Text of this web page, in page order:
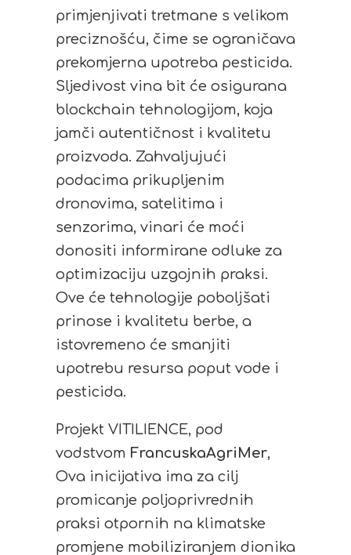
primjenjivati tretmane s velikom
preciznošću, čime se ograničava
prekomjerna upotreba pesticida.
Sljedivost vina bit će osigurana
blockchain tehnologijom, koja
jamči autentičnost i kvalitetu
proizvoda. Zahvaljujući
podacima prikupljenim
dronovima, satelitima i
senzorima, vinari će moći
donositi informirane odluke za
optimizaciju uzgojnih praksi.
Ove će tehnologije poboljšati
prinose i kvalitetu berbe, a
istovremeno će smanjiti
upotrebu resursa poput vode i
pesticida.
Projekt VITILIENCE, pod
vodstvom FrancuskaAgriMer,
Ova inicijativa ima za cilj
promicanje poljoprivrednih
praksi otpornih na klimatske
promjene mobiliziranjem dionika